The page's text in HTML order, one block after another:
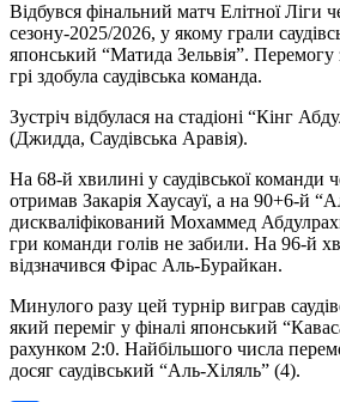
Відбувся фінальний матч Елітної Ліги
сезону-2025/2026, у якому грали
японський “Матида Зельвія”. Перемогу
грі здобула саудівська команда.
Зустріч відбулася на стадіоні “Кінг
(Джидда, Саудівська Аравія).
На 68-й хвилині у саудівської команди
отримав Закарія Хаусауї, а на 90+6-й
дискваліфікований Мохаммед
гри команди голів не забили. На 96-й
відзначився Фірас Аль-Бурайкан.
Минулого разу цей турнір виграв
який переміг у фіналі японський
рахунком 2:0. Найбільшого числа
досяг саудівський “Аль-Хіляль” (4).